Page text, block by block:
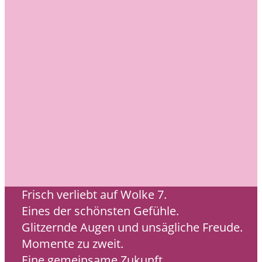
Frisch verliebt auf Wolke 7.
Eines der schönsten Gefühle.
Glitzernde Augen und unsägliche Freude.
Momente zu zweit.